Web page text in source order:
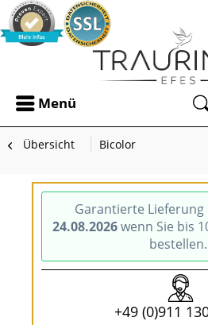
Menü
Übersicht Bicolor
Garantierte Lieferung
24.08.2026wenn Sie bis
bestellen.
+49 (0)911